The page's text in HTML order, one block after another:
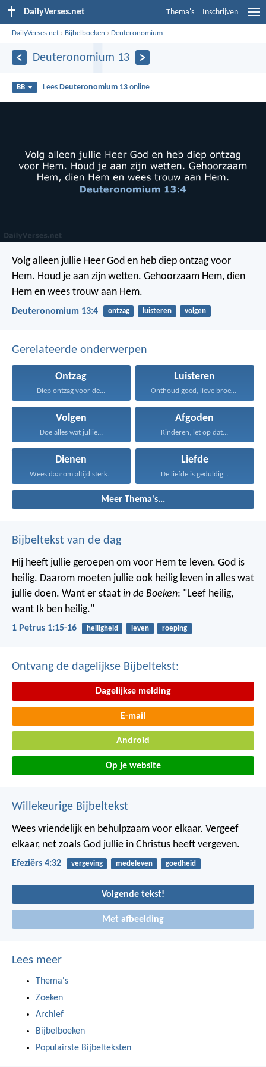
DailyVerses.net Thema's Inschrijven
DailyVerses.net › Bijbelboeken ›Deuteronomium
Deuteronomium 13
BB Lees Deuteronomium 13 online
Volg alleen jullie Heer God en heb diep ontzag voor
Hem. Houd je aan zijn wetten. Gehoorzaam Hem, dien
Hem en wees trouw aan Hem.
Deuteronomium 13:4 ontzag luisteren volgen
Gerelateerde onderwerpen
Ontzag
Diep ontzag voor de...
Luisteren
Onthoud goed, lieve broeders...
Volgen
Doe alles wat jullie...
Afgoden
Kinderen, let op dat...
Dienen
Wees daarom altijd sterk...
Liefde
De liefde is geduldig...
Meer Thema's...
Bijbeltekst van de dag
Hij heeft jullie geroepen om voor Hem te leven. God is
heilig. Daarom moeten jullie ook heilig leven in alles wat
jullie doen. Want er staat in de Boeken: "Leef heilig,
want Ik ben heilig."
1 Petrus 1:15-16 heiligheid leven roeping
Ontvang de dagelijkse Bijbeltekst:
Dagelijkse melding
E-mail
Android
Op je website
Willekeurige Bijbeltekst
Wees vriendelijk en behulpzaam voor elkaar. Vergeef
elkaar, net zoals God jullie in Christus heeft vergeven.
Efeziërs 4:32 vergeving medeleven goedheid
Volgende tekst!
Met afbeelding
Lees meer
Thema's
Zoeken
Archief
Bijbelboeken
Populairste Bijbelteksten